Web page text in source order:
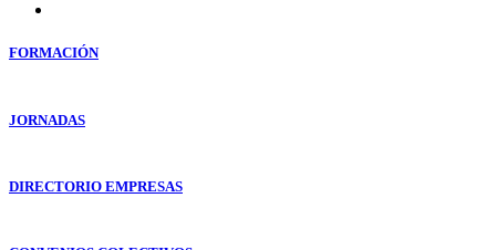
FORMACIÓN
JORNADAS
DIRECTORIO EMPRESAS